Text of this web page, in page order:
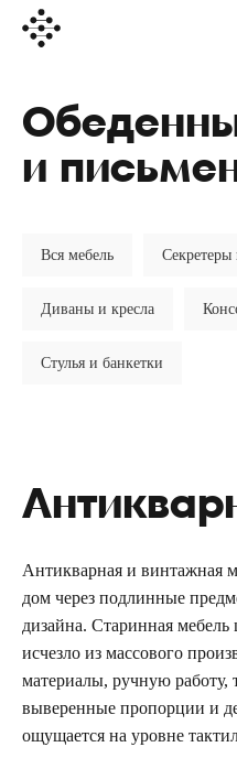
и
Вся мебель
Диваны и кресла
Стулья и банкетки
Антикварная и винтажная
дом через подлинные
дизайна. Старинная мебель
исчезло из массового
материалы, ручную работу,
выверенные пропорции и
ощущается на уровне